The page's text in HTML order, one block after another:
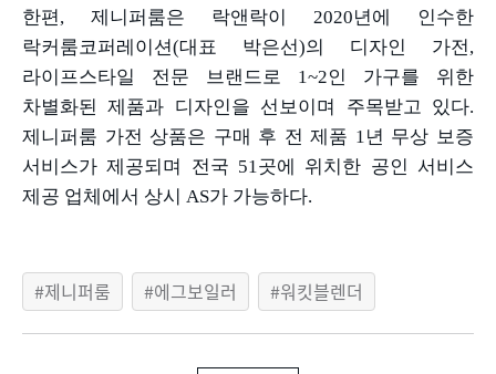
한편 , 제니퍼룸은 락앤락이 2020년에 인수한
락커룸코퍼레이션(대표 박은선)의 디자인 가전 ,
라이프스타일 전문 브랜드로
1~2인 가구를 위한
차별화된 제품과 디자인을 선보이며 주목받고 있다.
제니퍼룸 가전 상품은 구매 후 전 제품 1 년 무상 보증
서비스가 제공되며 전국 51 곳에 위치한 공인 서비스
제공 업체에서 상시 AS가 가능하다.
제니퍼룸 에그보일러 워킷블렌더